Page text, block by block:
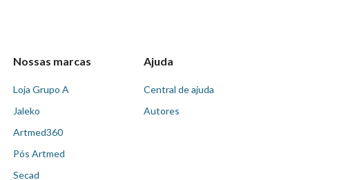
Nossas marcas
Loja Grupo A
Jaleko
Artmed360
Pós Artmed
Secad
Ajuda
Central de ajuda
Autores